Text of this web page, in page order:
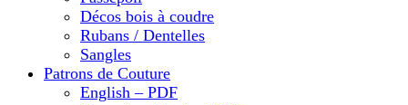
Décos bois à coudre
Rubans / Dentelles
Sangles
Patrons de Couture
English – PDF